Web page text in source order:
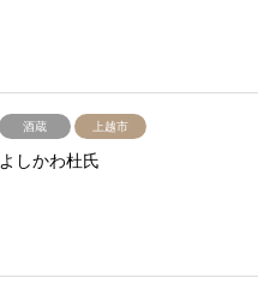
酒蔵 上越市
よしかわ杜氏